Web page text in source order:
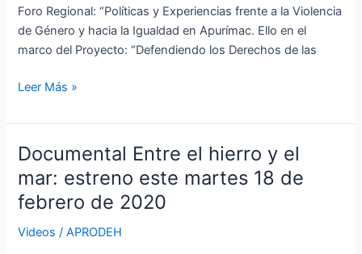
Foro Regional: “Políticas y Experiencias frente a la Violencia
de Género y hacia la Igualdad en Apurímac. Ello en el
marco del Proyecto: “Defendiendo los Derechos de las
Leer Más »
Documental Entre el hierro y el
mar: estreno este martes 18 de
febrero de 2020
Videos /APRODEH
Documental
el
hierro
y